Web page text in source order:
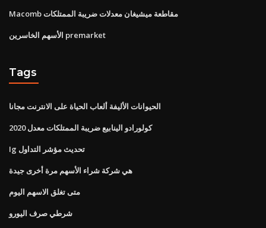
Macomb مقاطعة ميشيغان معدلات ضريبة الممتلكات
الأسهم الخاسرين premarket
Tags
الحيوانات الأليفة ألعاب الحياة على الانترنت مجانا
كولورادو الينابيع ضريبة الممتلكات معدل 2020
Ig تحديث مؤشر التداول
هي شركة شراء الأسهم مرة أخرى جيدة
متى تغلق الاسهم اليوم
شرطي صرف اليورو